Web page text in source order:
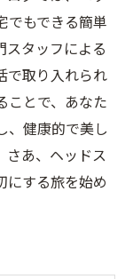
でもできる簡単
スタッフによる
で取り入れられ
ことで、あなた
、健康的で美し
さあ、ヘッドス
にする旅を始め